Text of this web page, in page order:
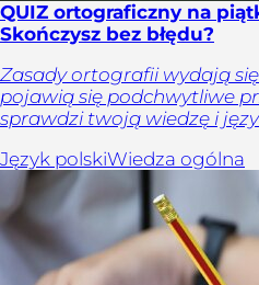
QUIZ ortograficzny na
Skończysz bez błędu?
Zasady ortografii wydają
pojawią się podchwytliwe
sprawdzi twoją wiedzę i
Język polskiWiedza ogólna